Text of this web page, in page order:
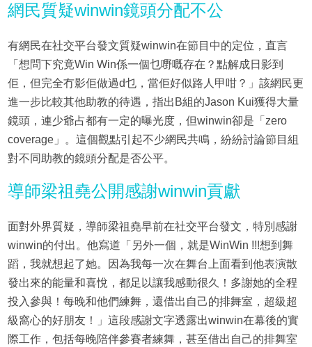
網民質疑winwin鏡頭分配不公
有網民在社交平台發文質疑winwin在節目中的定位，直言
「想問下究竟Win Win係一個乜嘢嘅存在？點解成日影到
佢，但完全冇影佢做過d乜，當佢好似路人甲咁？」該網民更
進一步比較其他助教的待遇，指出B組的Jason Kui獲得大量
鏡頭，連少爺占都有一定的曝光度，但winwin卻是「zero
coverage」。這個觀點引起不少網民共鳴，紛紛討論節目組
對不同助教的鏡頭分配是否公平。
導師梁祖堯公開感謝winwin貢獻
面對外界質疑，導師梁祖堯早前在社交平台發文，特別感謝
winwin的付出。他寫道「另外一個，就是WinWin !!!想到舞
蹈，我就想起了她。因為我每一次在舞台上面看到他表演散
發出來的能量和喜悅，都足以讓我感動很久！多謝她的全程
投入參與！每晚和他們練舞，還借出自己的排舞室，超級超
級窩心的好朋友！」這段感謝文字透露出winwin在幕後的實
際工作，包括每晚陪伴參賽者練舞，甚至借出自己的排舞室